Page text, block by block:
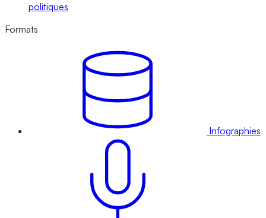
politiques
Formats
Infographies